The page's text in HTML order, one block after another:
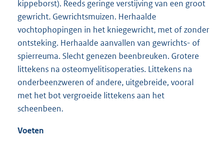
kippeborst). Reeds geringe verstijving van een groot
gewricht. Gewrichtsmuizen. Herhaalde
vochtophopingen in het kniegewricht, met of zonder
ontsteking. Herhaalde aanvallen van gewrichts- of
spierreuma. Slecht genezen beenbreuken. Grotere
littekens na osteomyelitisoperaties. Littekens na
onderbeenzweren of andere, uitgebreide, vooral
met het bot vergroeide littekens aan het
scheenbeen.
Voeten